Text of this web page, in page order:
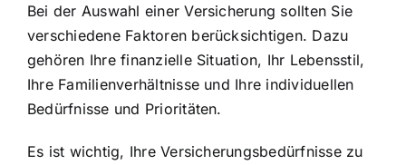
Bei der Auswahl einer Versicherung sollten Sie
verschiedene Faktoren berücksichtigen. Dazu
gehören Ihre finanzielle Situation, Ihr Lebensstil,
Ihre Familienverhältnisse und Ihre individuellen
Bedürfnisse und Prioritäten.
Es ist wichtig, Ihre Versicherungsbedürfnisse zu